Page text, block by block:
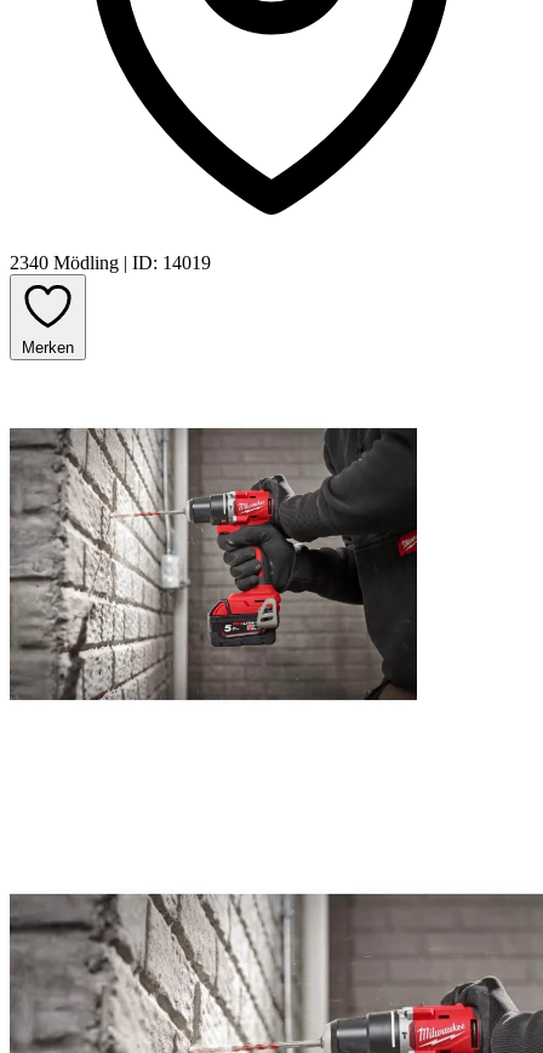
2340 Mödling | ID: 14019
Merken